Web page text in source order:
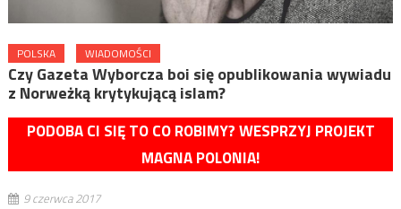
POLSKA WIADOMOŚCI
Czy Gazeta Wyborcza boi się opublikowania wywiadu
z Norweżką krytykującą islam?
PODOBA CI SIĘ TO CO ROBIMY? WESPRZYJ PROJEKT
MAGNA POLONIA!
9 czerwca 2017